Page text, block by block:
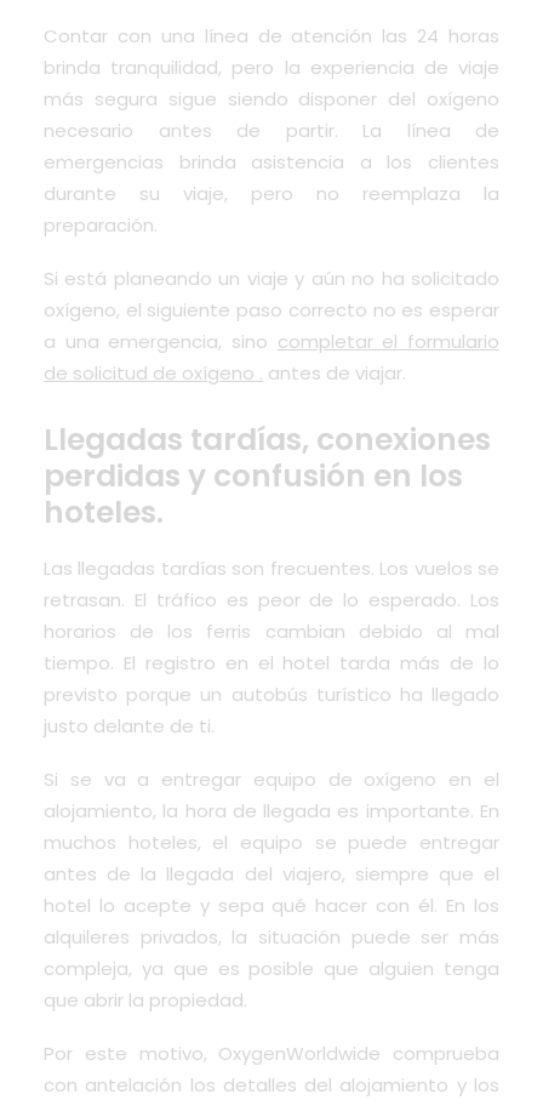
Contar con una línea de atención las 24 horas
brinda tranquilidad, pero la experiencia de viaje
más segura sigue siendo disponer del oxígeno
necesario antes de partir. La línea de
emergencias brinda asistencia a los clientes
durante su viaje, pero no reemplaza la
preparación.
Si está planeando un viaje y aún no ha solicitado
oxígeno, el siguiente paso correcto no es esperar
a una emergencia, sino completar el formulario
de solicitud de oxígeno . antes de viajar.
Llegadas tardías, conexiones
perdidas y confusión en los
hoteles.
Las llegadas tardías son frecuentes. Los vuelos se
retrasan. El tráfico es peor de lo esperado. Los
horarios de los ferris cambian debido al mal
tiempo. El registro en el hotel tarda más de lo
previsto porque un autobús turístico ha llegado
justo delante de ti.
Si se va a entregar equipo de oxígeno en el
alojamiento, la hora de llegada es importante. En
muchos hoteles, el equipo se puede entregar
antes de la llegada del viajero, siempre que el
hotel lo acepte y sepa qué hacer con él. En los
alquileres privados, la situación puede ser más
compleja, ya que es posible que alguien tenga
que abrir la propiedad.
Por este motivo, OxygenWorldwide comprueba
con antelación los detalles del alojamiento y los